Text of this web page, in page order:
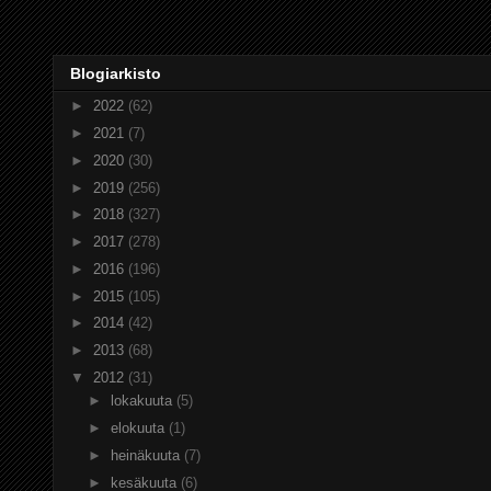
Blogiarkisto
► 2022 (62)
► 2021 (7)
► 2020 (30)
► 2019 (256)
► 2018 (327)
► 2017 (278)
► 2016 (196)
► 2015 (105)
► 2014 (42)
► 2013 (68)
▼ 2012 (31)
►
lokakuuta (5)
► elokuuta (1)
►
heinäkuuta (7)
► kesäkuuta (6)